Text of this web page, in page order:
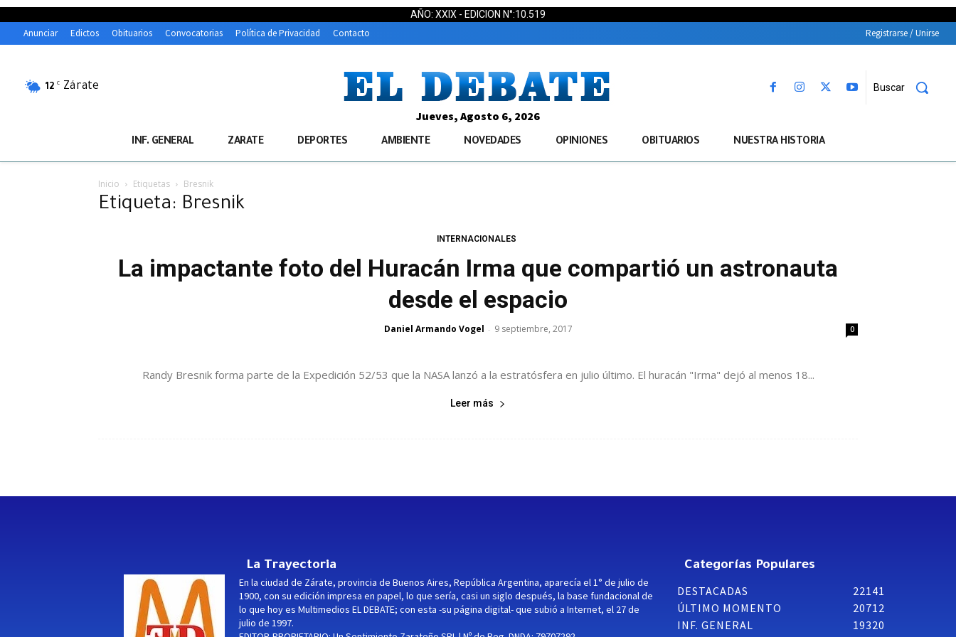
AÑO: XXIX - EDICION N°:10.519
Anunciar Edictos Obituarios Convocatorias Política de Privacidad Contacto Registrarse / Unirse
12 C Zárate Buscar
Jueves, Agosto 6, 2026
INF. GENERAL ZARATE DEPORTES AMBIENTE NOVEDADES OPINIONES OBITUARIOS NUESTRA HISTORIA
Inicio Etiquetas Bresnik
Etiqueta: Bresnik
INTERNACIONALES
La impactante foto del Huracán Irma que compartió un astronauta
desde el espacio
Daniel Armando Vogel - 9 septiembre, 2017 0
Randy Bresnik forma parte de la Expedición 52/53 que la NASA lanzó a la estratósfera en julio último. El huracán "Irma" dejó al menos 18...
Leer más
La Trayectoria
En la ciudad de Zárate, provincia de Buenos Aires, República Argentina, aparecía el 1° de julio de
1900, con su edición impresa en papel, lo que sería, casi un siglo después, la base fundacional de
lo que hoy es Multimedios EL DEBATE; con esta -su página digital- que subió a Internet, el 27 de
julio de 1997.
Categorías Populares
DESTACADAS
22141
ÚLTIMO MOMENTO
20712
INF. GENERAL
19320